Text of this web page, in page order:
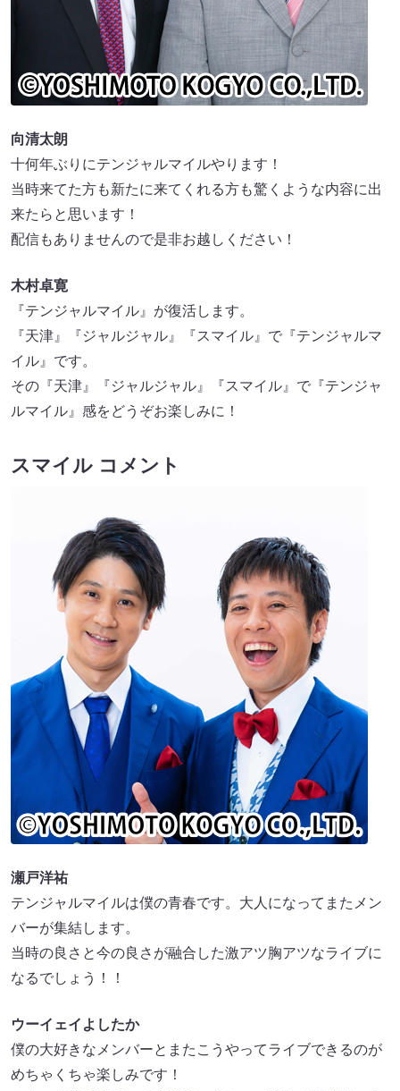
向清太朗
十何年ぶりにテンジャルマイルやります！
当時来てた方も新たに来てくれる方も驚くような内容に出
来たらと思います！
配信もありませんので是非お越しください！
木村卓寛
『テンジャルマイル』が復活します。
『天津』『ジャルジャル』『スマイル』で『テンジャルマ
イル』です。
その『天津』『ジャルジャル』『スマイル』で『テンジャ
ルマイル』感をどうぞお楽しみに！
スマイル コメント
瀬戸洋祐
テンジャルマイルは僕の青春です。大人になってまたメン
バーが集結します。
当時の良さと今の良さが融合した激アツ胸アツなライブに
なるでしょう！！
ウーイェイよしたか
僕の大好きなメンバーとまたこうやってライブできるのが
めちゃくちゃ楽しみです！